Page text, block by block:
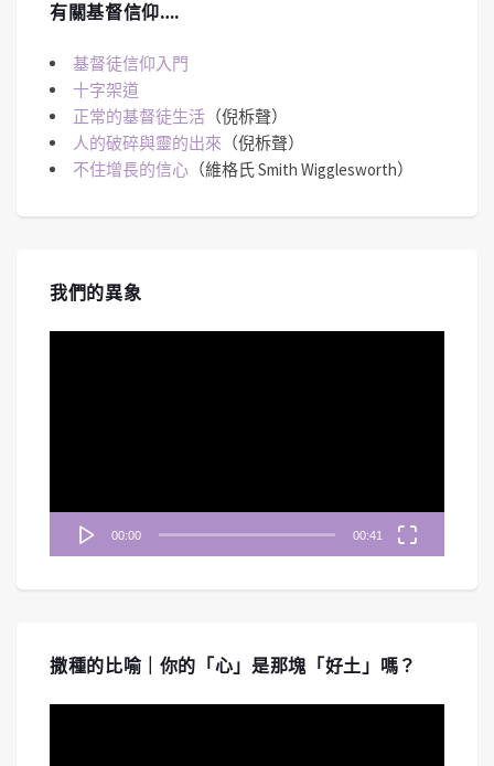
有關基督信仰….
基督徒信仰入門
十字架道
正常的基督徒生活 （倪柝聲）
人的破碎與靈的出來 （倪柝聲）
不住增長的信心 （維格氏 Smith Wigglesworth）
我們的異象
00:00 00:41
撒種的比喻｜你的「心」是那塊「好土」嗎？